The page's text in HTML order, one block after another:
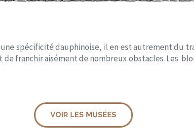
spécificité dauphinoise, il en est autrement du
franchir aisément de nombreux obstacles. Les
VOIR LES MUSÉES